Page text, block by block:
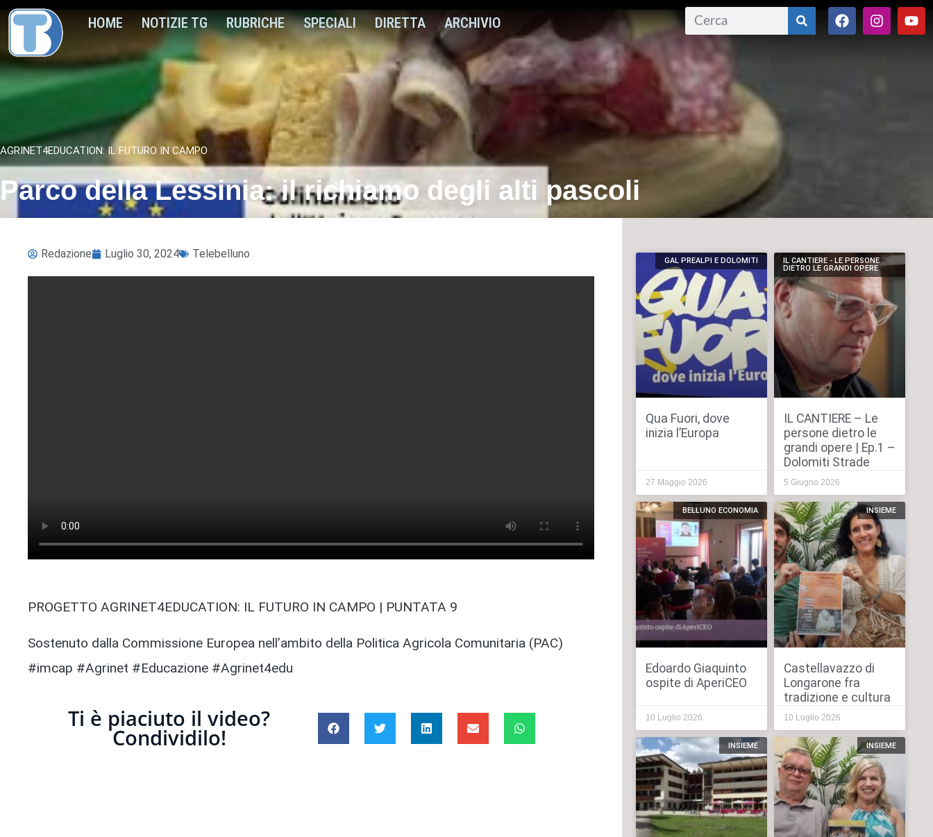
HOME NOTIZIE TG RUBRICHE SPECIALI DIRETTA ARCHIVIO
AGRINET4EDUCATION: IL FUTURO IN CAMPO
Parco della Lessinia: il richiamo degli alti pascoli
Redazione Luglio 30, 2024 Telebelluno
PROGETTO AGRINET4EDUCATION: IL FUTURO IN CAMPO | PUNTATA 9
Sostenuto dalla Commissione Europea nell’ambito della Politica Agricola Comunitaria (PAC)
#imcap #Agrinet #Educazione #Agrinet4edu
Ti è piaciuto il video?
Condividilo!
GAL PREALPI E DOLOMITI
Qua Fuori, dove
inizia l’Europa
27 Maggio 2026
IL CANTIERE - LE PERSONE
DIETRO LE GRANDI OPERE
IL CANTIERE – Le
persone dietro le
grandi opere | Ep.1 –
Dolomiti Strade
5 Giugno 2026
BELLUNO ECONOMIA
Edoardo Giaquinto
ospite di AperiCEO
10 Luglio 2026
INSIEME
Castellavazzo di
Longarone fra
tradizione e cultura
10 Luglio 2026
INSIEME INSIEME